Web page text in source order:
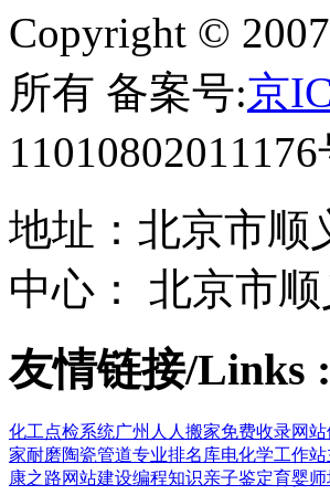
Copyright ©
所有 备案号:京
地址：北京市顺
中心： 北京市
友情链接/Links :
化工点检系统广州人人搬家免费收录网站
家耐磨陶瓷管道专业排名库电化学工作站
康之路网站建设编程知识亲子鉴定育婴师